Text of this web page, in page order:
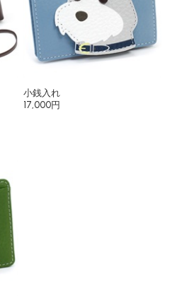
小銭入れ
17,000円